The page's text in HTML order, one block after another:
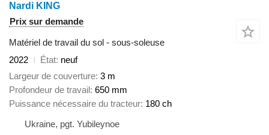
Nardi KING
Prix sur demande
Matériel de travail du sol - sous-soleuse
2022
État neuf
Largeur de couverture 3 m
Profondeur de travail 650 mm
Puissance nécessaire du tracteur 180 ch
Ukraine, pgt. Yubileynoe